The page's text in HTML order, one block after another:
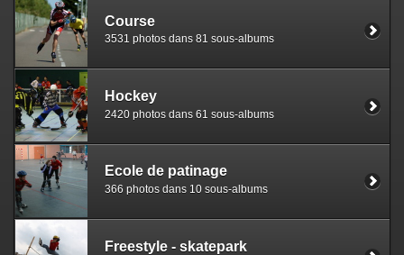
Course
3531 photos dans 81 sous-albums
Hockey
2420 photos dans 61 sous-albums
Ecole de patinage
366 photos dans 10 sous-albums
Freestyle - skatepark